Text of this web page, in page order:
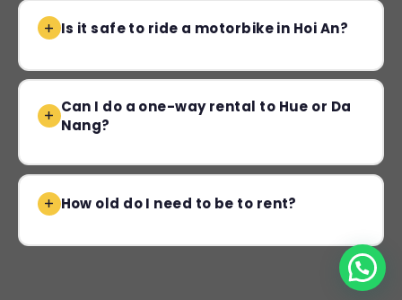
Is it safe to ride a motorbike in Hoi An?
Can I do a one-way rental to Hue or Da
Nang?
How old do I need to be to rent?